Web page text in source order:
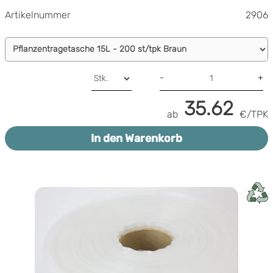
Artikelnummer 2906
- +
ab 35.62 €/TPK
In den Warenkorb